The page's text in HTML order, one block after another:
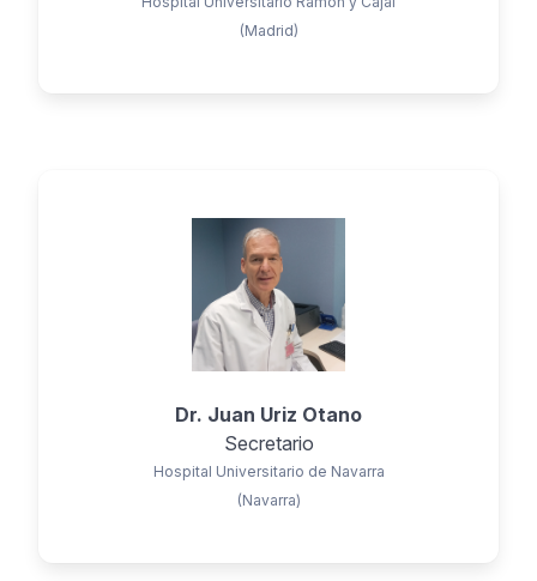
(Madrid)
Dr. Juan Uriz Otano
Secretario
Hospital Universitario de Navarra
(Navarra)